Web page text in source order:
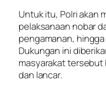
Untuk itu, Polri akan
pelaksanaan nobar
pengamanan,
Dukungan ini
masyarakat tersebut
dan lancar.